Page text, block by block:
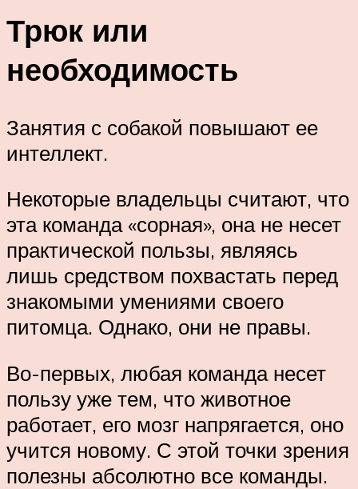
Трюк или
необходимость
Занятия с собакой повышают ее
интеллект.
Некоторые владельцы считают, что
эта команда «сорная», она не несет
практической пользы, являясь
лишь средством похвастать перед
знакомыми умениями своего
питомца. Однако, они не правы.
Во-первых, любая команда несет
пользу уже тем, что животное
работает, его мозг напрягается, оно
учится новому. С этой точки зрения
полезны абсолютно все команды.